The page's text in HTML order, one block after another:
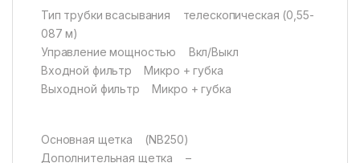
Тип трубки всасывания телескопическая (0,55-
087 м)
Управление мощностью Вкл/Выкл
Входной фильтр Микро + губка
Выходной фильтр Микро + губка
Основная щетка (NB250)
Дополнительная щетка –